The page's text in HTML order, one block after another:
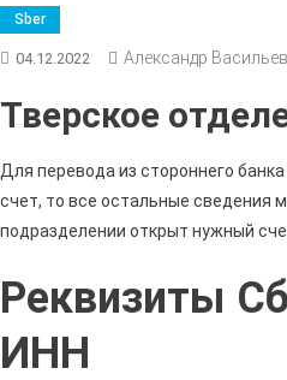
Sber
04.12.2022 Александр Васильев
Тверское
Для перевода из стороннего
счет, то все остальные сведения
подразделении открыт нужный
Реквизиты
ИНН